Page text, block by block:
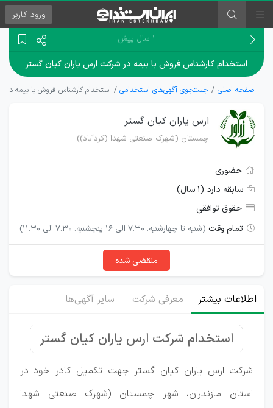
ورود کاربر
۱ سال پیش
استخدام کارشناس فروش با بیمه در شرکت ارس یاران کیان گستر
صفحه اصلی جستجوی آگهی‌های استخدامی استخدام کارشناس فروش با بیمه در
ارس یاران کیان گستر
چمستان (شهرک صنعتی شهدا (کردآباد))
حضوری
سابقه دارد (۱ سال)
حقوق توافقی
تمام وقت (شنبه تا چهارشنبه: 7:30 الی 16 پنجشنبه: 7:30 الی 11:30)
منقضی شده
اطلاعات بیشتر معرفی شرکت سایر آگهی‌ها
استخدام شرکت ارس یاران کیان گستر
شرکت ارس یاران کیان گستر جهت تکمیل کادر خود در
استان مازندران، شهر چمستان (شهرک صنعتی شهدا